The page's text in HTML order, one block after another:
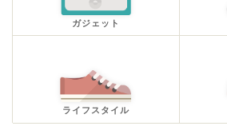
ガジェット
ライフスタイル